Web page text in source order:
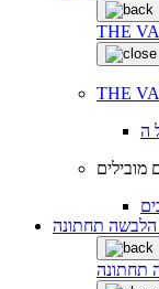
THE
THE
מובילים
תחתונה